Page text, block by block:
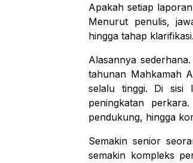
Apakah setiap
Menurut penulis,
hingga tahap klarifikasi.
Alasannya
tahunan Mahkamah
selalu tinggi. Di sisi
peningkatan
pendukung, hingga
Semakin senior
semakin kompleks